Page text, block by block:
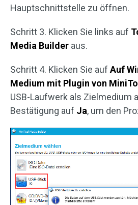
Hauptschnittstelle zu öffnen.
Schritt 3. Klicken Sie links auf
Media Builder aus.
Schritt 4. Klicken Sie auf Auf
Medium mit Plugin von
USB-Laufwerk als Zielmedium
Bestätigung auf Ja, um den